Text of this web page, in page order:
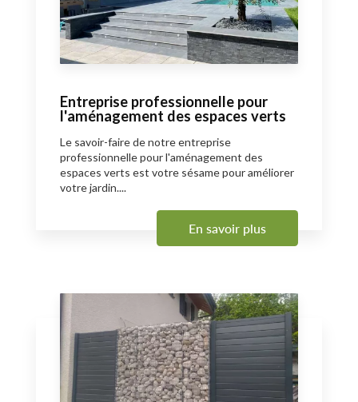
Entreprise professionnelle pour
l'aménagement des espaces verts
Le savoir-faire de notre entreprise
professionnelle pour l'aménagement des
espaces verts est votre sésame pour améliorer
votre jardin....
En savoir plus